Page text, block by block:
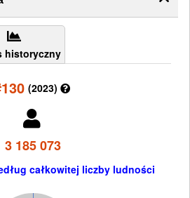
historyczny
(2023)
3 185 073
całkowitej liczby ludności